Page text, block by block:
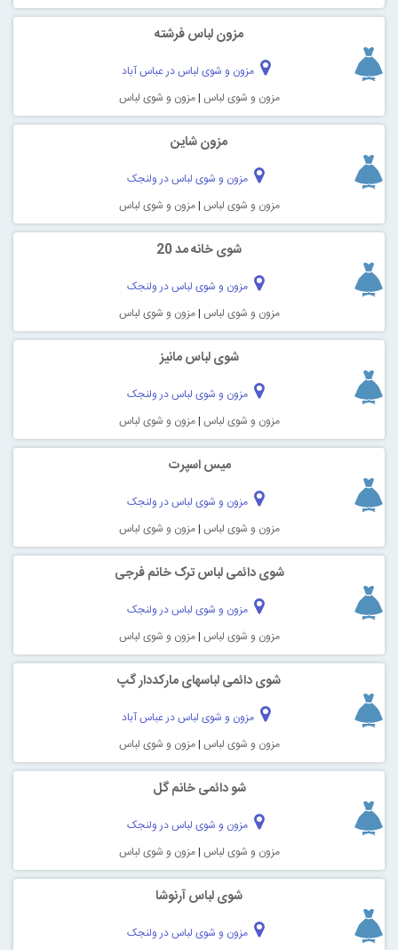
مزون لباس فرشته
مزون و شوی لباس در عباس آباد
مزون و شوی لباس |مزون و شوی لباس
مزون شاین
مزون و شوی لباس در ولنجک
مزون و شوی لباس |مزون و شوی لباس
شوی خانه مد 20
مزون و شوی لباس در ولنجک
مزون و شوی لباس |مزون و شوی لباس
شوی لباس مانیز
مزون و شوی لباس در ولنجک
مزون و شوی لباس |مزون و شوی لباس
میس اسپرت
مزون و شوی لباس در ولنجک
مزون و شوی لباس |مزون و شوی لباس
شوی دائمی لباس ترک خانم فرجی
مزون و شوی لباس در ولنجک
مزون و شوی لباس |مزون و شوی لباس
شوی دائمی لباسهای مارکددار گپ
مزون و شوی لباس در عباس آباد
مزون و شوی لباس |مزون و شوی لباس
شو دائمی خانم گل
مزون و شوی لباس در ولنجک
مزون و شوی لباس |مزون و شوی لباس
شوی لباس آرنوشا
مزون و شوی لباس در ولنجک